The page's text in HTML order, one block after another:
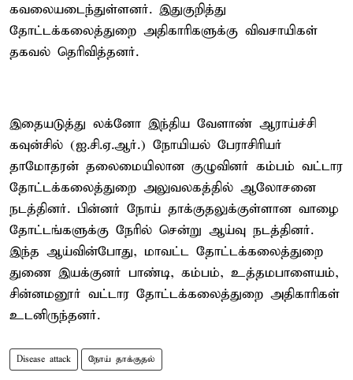
கவலையடைந்துள்ளனர். இதுகுறித்து
தோட்டக்கலைத்துறை அதிகாரிகளுக்கு விவசாயிகள்
தகவல் தெரிவித்தனர்.
இதையடுத்து லக்னோ இந்திய வேளாண் ஆராய்ச்சி
கவுன்சில் (ஐ.சி.ஏ.ஆர்.) நோயியல் பேராசிரியர்
தாமோதரன் தலைமையிலான குழுவினர் கம்பம் வட்டார
தோட்டக்கலைத்துறை அலுவலகத்தில் ஆலோசனை
நடத்தினர். பின்னர் நோய் தாக்குதலுக்குள்ளான வாழை
தோட்டங்களுக்கு நேரில் சென்று ஆய்வு நடத்தினர்.
இந்த ஆய்வின்போது, மாவட்ட தோட்டக்கலைத்துறை
துணை இயக்குனர் பாண்டி, கம்பம், உத்தமபாளையம்,
சின்னமனூர் வட்டார தோட்டக்கலைத்துறை அதிகாரிகள்
உடனிருந்தனர்.
Disease attack நோய் தாக்குதல்